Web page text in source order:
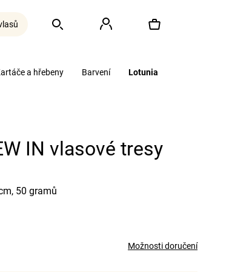
a hřebeny Barvení Lotunia
Hledat PřihlášeníNákupní
IN vlasové tresy
50 gramů
Možnosti doručení